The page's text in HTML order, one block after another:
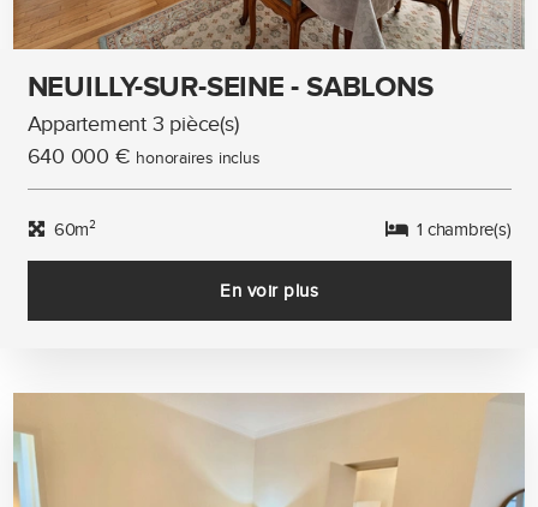
NEUILLY-SUR-SEINE - SABLONS
Appartement 3 pièce(s)
640 000 € honoraires inclus
60m² 1 chambre(s)
En voir plus